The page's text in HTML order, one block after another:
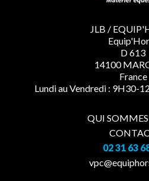
JLB /
D 613
14100
France
Lundi au Vendredi : 9H30-
QUI
02 31 63